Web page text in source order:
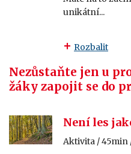
unikátní...
Rozbalit
Nezůstaňte jen u
žáky zapojit se do
Není les
Aktivita / 45min